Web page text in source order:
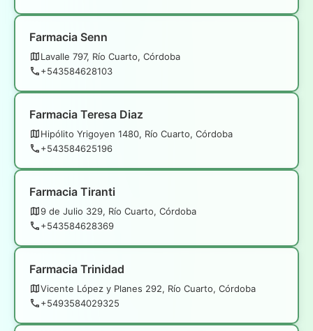
Farmacia Senn
Lavalle 797, Río Cuarto, Córdoba
+543584628103
Farmacia Teresa Diaz
Hipólito Yrigoyen 1480, Río Cuarto, Córdoba
+543584625196
Farmacia Tiranti
9 de Julio 329, Río Cuarto, Córdoba
+543584628369
Farmacia Trinidad
Vicente López y Planes 292, Río Cuarto, Córdoba
+5493584029325